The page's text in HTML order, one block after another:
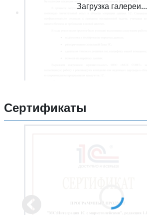
Загрузка галереи...
Сертификаты